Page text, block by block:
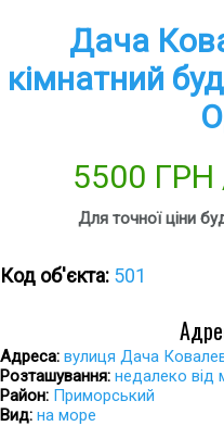
Дача
кімнатний
5500 ГРН
Для точної ціни
Код об'єкта: 501
Адреса: вулиця Дача
Розташування: недалеко від
Район: Приморський
Вид: на море